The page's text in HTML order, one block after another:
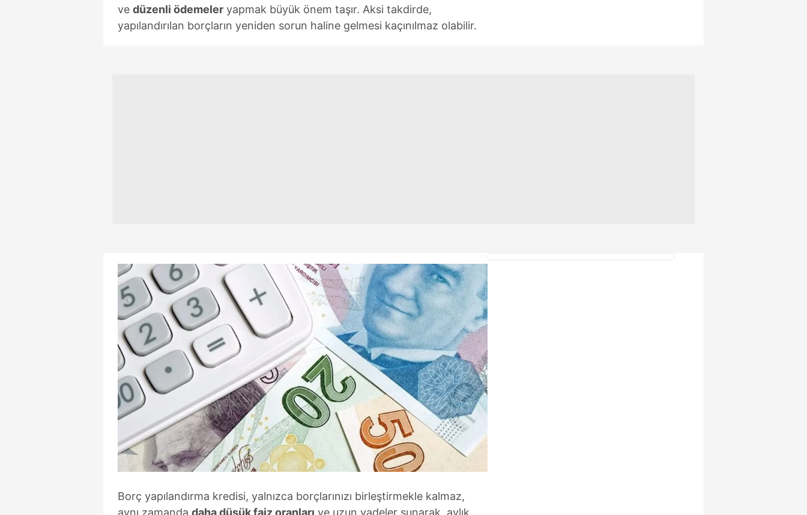
ve düzenli ödemeler yapmak büyük önem taşır. Aksi takdirde,
yapılandırılan borçların yeniden sorun haline gelmesi kaçınılmaz olabilir.
Borç yapılandırma kredisi, yalnızca borçlarınızı birleştirmekle kalmaz,
aynı zamanda daha düşük faiz oranları ve uzun vadeler sunarak, aylık